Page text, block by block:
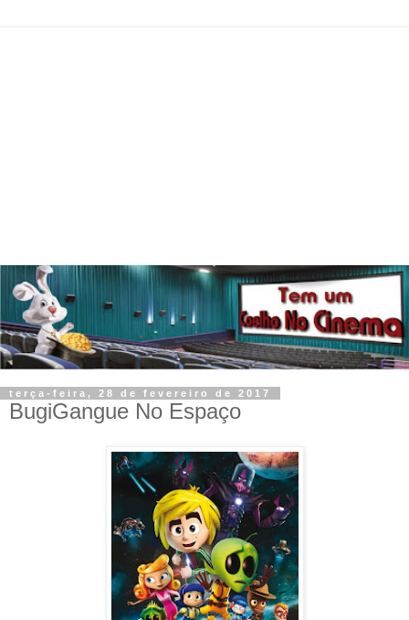
terça-feira, 28 de fevereiro de 2017
BugiGangue No Espaço